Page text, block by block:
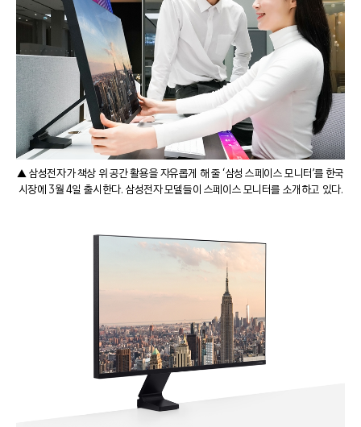
▲ 삼성전자가 책상 위 공간 활용을 자유롭게 해 줄 ‘삼성 스페이스 모니터’를 한국
시장에 3월 4일 출시한다. 삼성전자 모델들이 스페이스 모니터를 소개하고 있다.